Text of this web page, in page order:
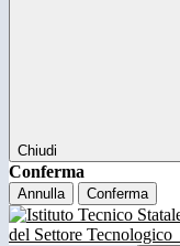
Chiudi
Conferma
Annulla Conferma
del Settore Tecnologico